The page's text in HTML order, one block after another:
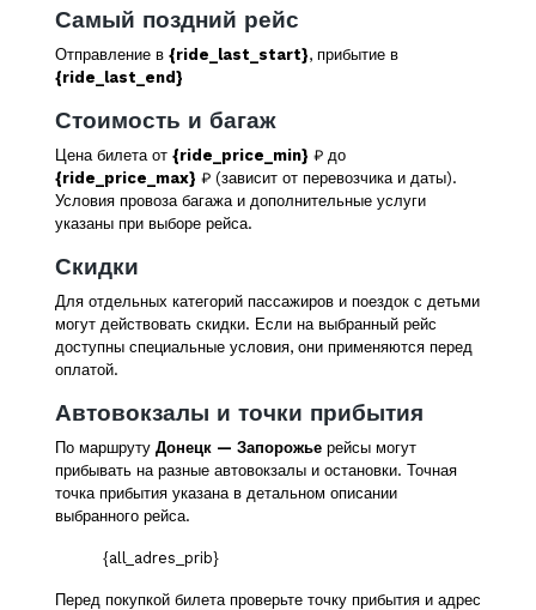
Самый поздний рейс
Отправление в {ride_last_start}, прибытие в
{ride_last_end}
Стоимость и багаж
Цена билета от {ride_price_min} ₽ до
{ride_price_max} ₽ (зависит от перевозчика и даты).
Условия провоза багажа и дополнительные услуги
указаны при выборе рейса.
Скидки
Для отдельных категорий пассажиров и поездок с детьми
могут действовать скидки. Если на выбранный рейс
доступны специальные условия, они применяются перед
оплатой.
Автовокзалы и точки прибытия
По маршруту Донецк — Запорожье рейсы могут
прибывать на разные автовокзалы и остановки. Точная
точка прибытия указана в детальном описании
выбранного рейса.
{all_adres_prib}
Перед покупкой билета проверьте точку прибытия и адрес